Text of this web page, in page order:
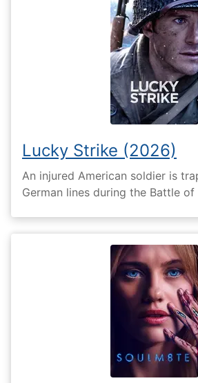
Lucky Strike (2026)
An injured American soldier is
German lines during the Battle of